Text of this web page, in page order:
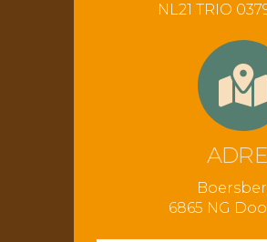
NL21 TRIO
6865 NG